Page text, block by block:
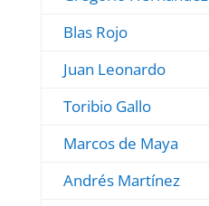
Blas Rojo
Juan Leonardo
Toribio Gallo
Marcos de Maya
Andrés Martínez